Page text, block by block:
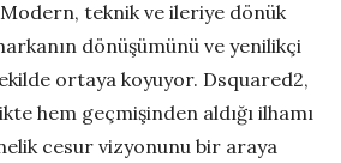
teknik ve ileriye dönük
dönüşümünü ve yenilikçi
ortaya koyuyor. Dsquared2,
hem geçmişinden aldığı ilhamı
cesur vizyonunu bir araya